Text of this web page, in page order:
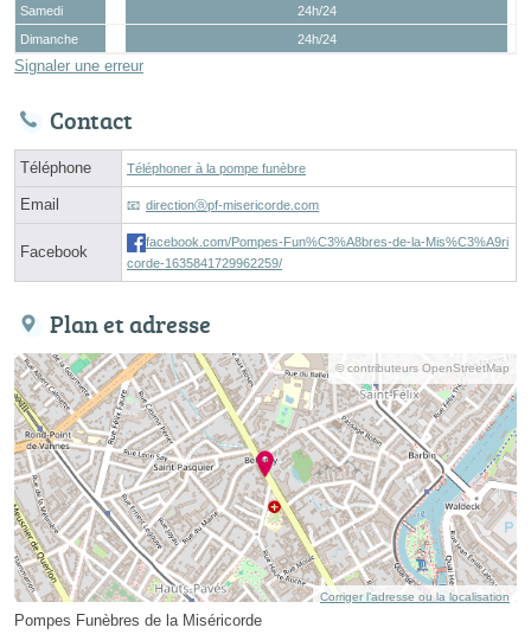
Samedi
24h/24
Dimanche
24h/24
Signaler une erreur
Contact
Téléphone Téléphoner à la pompe funèbre
Email directionⓐpf-misericorde.com
Facebook
facebook.com/Pompes-Fun%C3%A8bres-de-la-Mis%C3%A9ri
corde-1635841729962259/
Plan et adresse
© contributeurs OpenStreetMap
Corriger l’adresse ou la localisation
Pompes Funèbres de la Miséricorde